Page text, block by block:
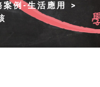
案例-生活應用